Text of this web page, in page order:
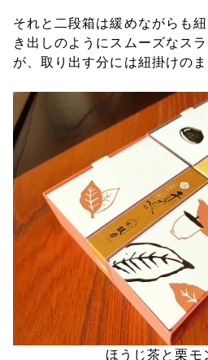
それと二段箱は緩めながらも
き出しのようにスムーズなス
が、取り出す分には紐掛けの
ほうじ茶と栗モ